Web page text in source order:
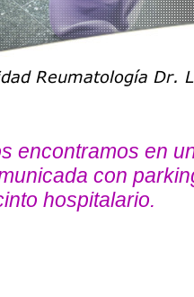
encontramos en
con
hospitalario.